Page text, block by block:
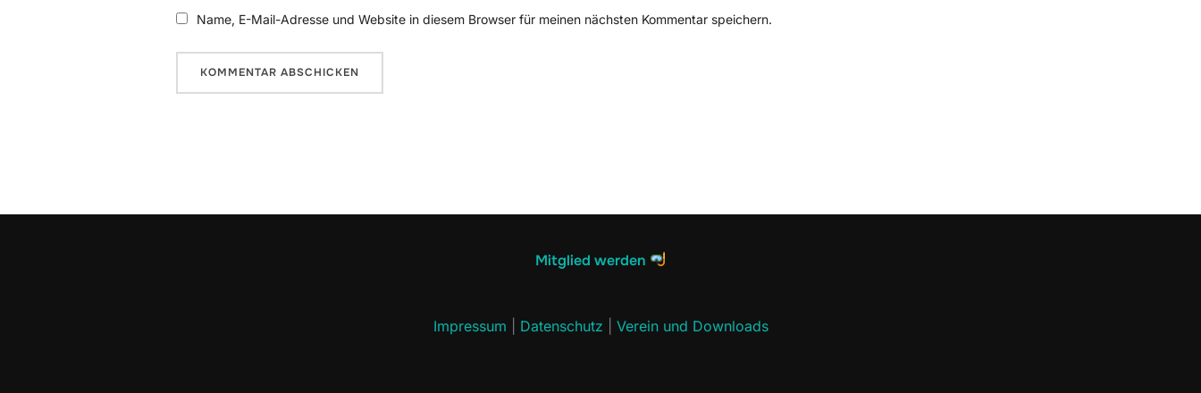
Name, E-Mail-Adresse und Website in diesem Browser für meinen nächsten Kommentar speichern.
Mitglied werden
Impressum Datenschutz Verein und Downloads